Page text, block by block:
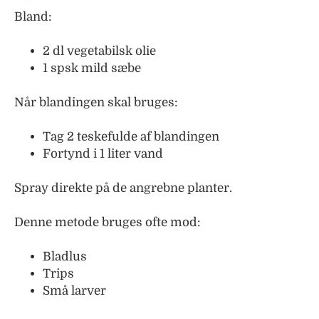
Bland:
2 dl vegetabilsk olie
1 spsk mild sæbe
Når blandingen skal bruges:
Tag 2 teskefulde af blandingen
Fortynd i 1 liter vand
Spray direkte på de angrebne planter.
Denne metode bruges ofte mod:
Bladlus
Trips
Små larver